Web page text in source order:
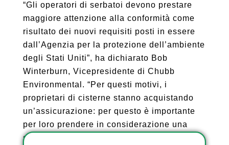
“Gli operatori di serbatoi devono prestare
maggiore attenzione alla conformità come
risultato dei nuovi requisiti posti in essere
dall’Agenzia per la protezione dell’ambiente
degli Stati Uniti”, ha dichiarato Bob
Winterburn, Vicepresidente di Chubb
Environmental. “Per questi motivi, i
proprietari di cisterne stanno acquistando
un’assicurazione: per questo è importante
per loro prendere in considerazione una
soluzione completa che impegna le migliori